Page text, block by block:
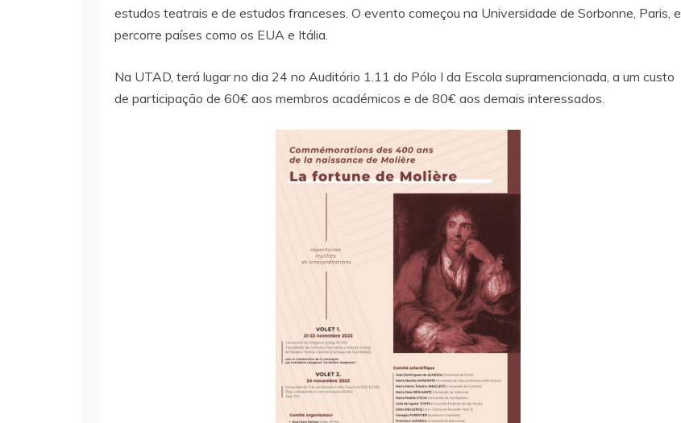
estudos teatrais e de estudos franceses. O evento começou na Universidade de Sorbonne, Paris, e
percorre países como os EUA e Itália.
Na UTAD, terá lugar no dia 24 no Auditório 1.11 do Pólo I da Escola supramencionada, a um custo
de participação de 60€ aos membros académicos e de 80€ aos demais interessados.